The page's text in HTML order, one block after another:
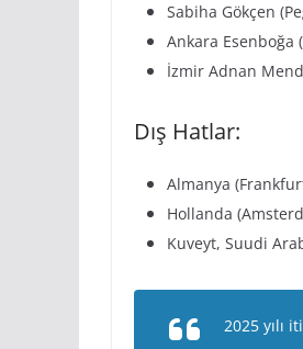
Sabiha Gökçen
Ankara Esenboğa
İzmir Adnan
Dış Hatlar:
Almanya
Hollanda
Kuveyt, Suudi
2025 yılı